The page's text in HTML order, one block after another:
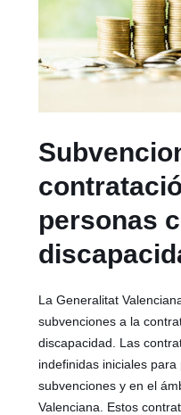
personas
La Generalitat
subvenciones a la
discapacidad. Las
indefinidas iniciales
subvenciones y en el
Valenciana. Estos